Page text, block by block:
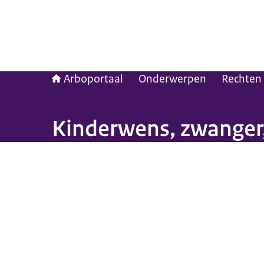
Arboportaal Onderwerpen
Kinderwens,